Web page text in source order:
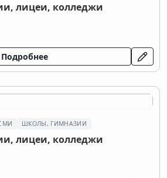
лицеи, колледжи
Подробнее
ШКОЛЫ, ГИМНАЗИИ
лицеи, колледжи